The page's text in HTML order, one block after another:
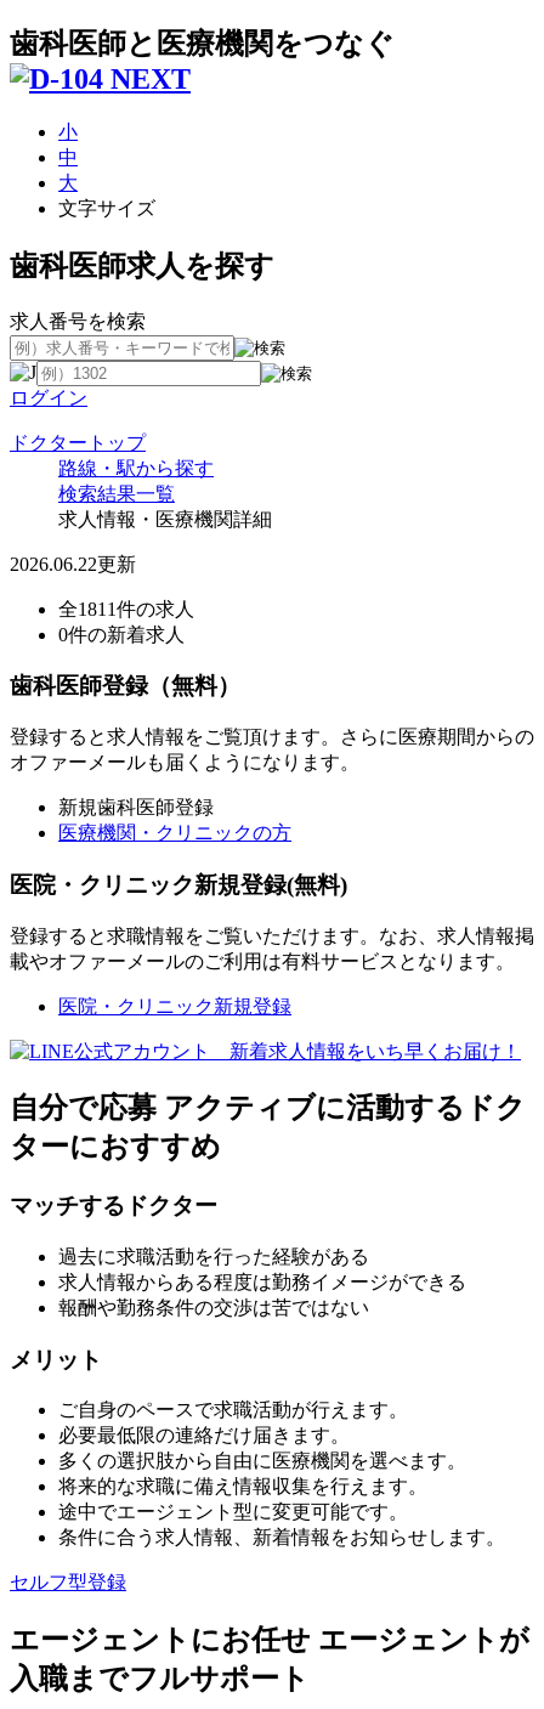
歯科医師と医療機関をつなぐ
小
中
大
文字サイズ
歯科医師求人を探す
求人番号を検索
ログイン
ドクタートップ
路線・駅から探す
検索結果一覧
求人情報・医療機関詳細
2026.06.22更新
全1811件の求人
0件の新着求人
歯科医師登録（無料）
登録すると求人情報をご覧頂けます。さらに医療期間からの
オファーメールも届くようになります。
新規歯科医師登録
医療機関・クリニックの方
医院・クリニック新規登録(無料)
登録すると求職情報をご覧いただけます。なお、求人情報掲
載やオファーメールのご利用は有料サービスとなります。
医院・クリニック新規登録
自分で応募 アクティブに活動するドク
ターにおすすめ
マッチするドクター
過去に求職活動を行った経験がある
求人情報からある程度は勤務イメージができる
報酬や勤務条件の交渉は苦ではない
メリット
ご自身のペースで求職活動が行えます。
必要最低限の連絡だけ届きます。
多くの選択肢から自由に医療機関を選べます。
将来的な求職に備え情報収集を行えます。
途中でエージェント型に変更可能です。
条件に合う求人情報、新着情報をお知らせします。
セルフ型登録
エージェントにお任せ エージェントが
入職までフルサポート